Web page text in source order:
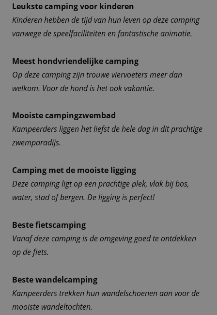
Leukste camping voor kinderen
Kinderen hebben de tijd van hun leven op deze camping
vanwege de speelfaciliteiten en fantastische animatie.
Meest hondvriendelijke camping
Op deze camping zijn trouwe viervoeters meer dan
welkom. Voor de hond is het ook vakantie.
Mooiste campingzwembad
Kampeerders liggen het liefst de hele dag in dit prachtige
zwemparadijs.
Camping met de mooiste ligging
Deze camping ligt op een prachtige plek, vlak bij bos,
water, stad of bergen. De ligging is perfect!
Beste fietscamping
Vanaf deze camping is de omgeving goed te ontdekken
op de fiets.
Beste wandelcamping
Kampeerders trekken hun wandelschoenen aan voor de
mooiste wandeltochten.